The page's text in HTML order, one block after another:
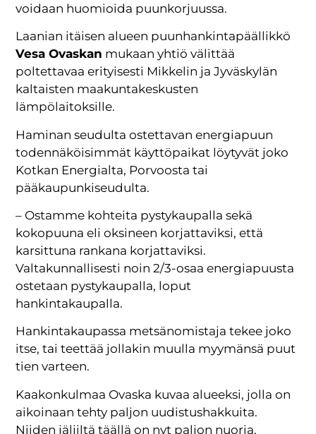
voidaan huomioida puunkorjuussa.
Laanian itäisen alueen puunhankintapäällikkö
Vesa Ovaskan mukaan yhtiö välittää
poltettavaa erityisesti Mikkelin ja Jyväskylän
kaltaisten maakuntakeskusten
lämpölaitoksille.
Haminan seudulta ostettavan energiapuun
todennäköisimmät käyttöpaikat löytyvät joko
Kotkan Energialta, Porvoosta tai
pääkaupunkiseudulta.
– Ostamme kohteita pystykaupalla sekä
kokopuuna eli oksineen korjattaviksi, että
karsittuna rankana korjattaviksi.
Valtakunnallisesti noin 2/3-osaa energiapuusta
ostetaan pystykaupalla, loput
hankintakaupalla.
Hankintakaupassa metsänomistaja tekee joko
itse, tai teettää jollakin muulla myymänsä puut
tien varteen.
Kaakonkulmaa Ovaska kuvaa alueeksi, jolla on
aikoinaan tehty paljon uudistushakkuita.
Niiden jäljiltä täällä on nyt paljon nuoria,